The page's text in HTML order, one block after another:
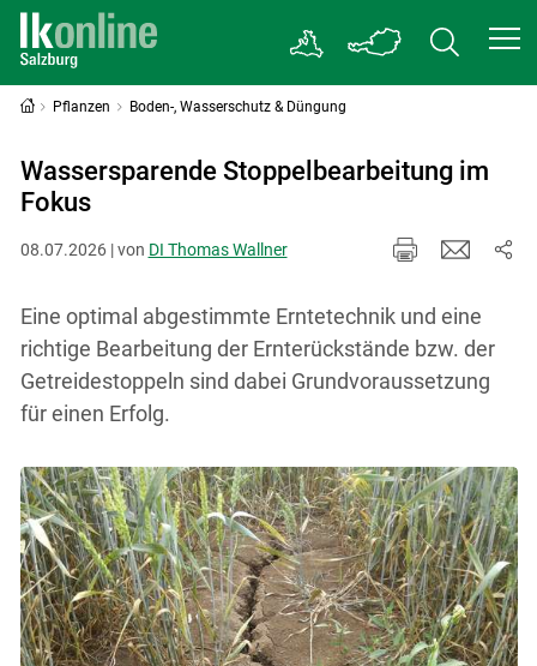
Pflanzen Boden-, Wasserschutz & Düngung
Wassersparende Stoppelbearbeitung im
Fokus
08.07.2026 | von DI Thomas Wallner
Eine optimal abgestimmte Erntetechnik und eine
richtige Bearbeitung der Ernterückstände bzw. der
Getreidestoppeln sind dabei Grundvoraussetzung
für einen Erfolg.